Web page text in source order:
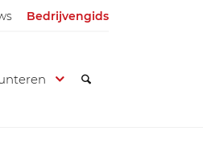
Bedrijvengids